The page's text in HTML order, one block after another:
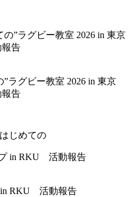
”ラグビー教室 2026 in 東京
告
はじめての
in RKU 活動報告